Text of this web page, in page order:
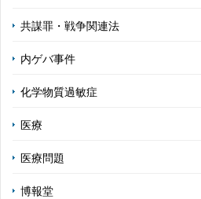
共謀罪・戦争関連法
内ゲバ事件
化学物質過敏症
医療
医療問題
博報堂